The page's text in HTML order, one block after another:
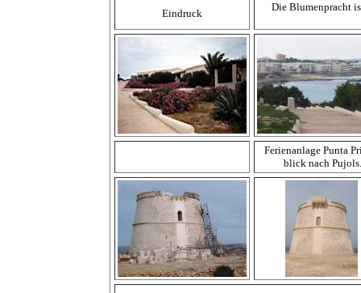
Eindruck
Die Blumenpracht
Ferienanlage Punta
blick nach Pujols.